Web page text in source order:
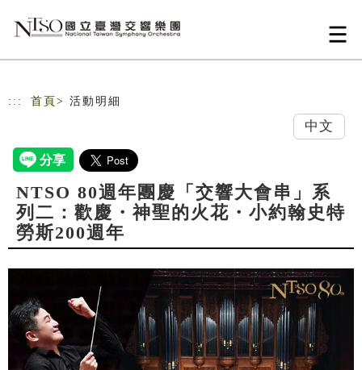
::: 首頁 > 活動明細
中文
NTSO 80週年團慶「交響大會串」系
列二：歡慶・神聖的火花・小約翰史特
勞斯200週年